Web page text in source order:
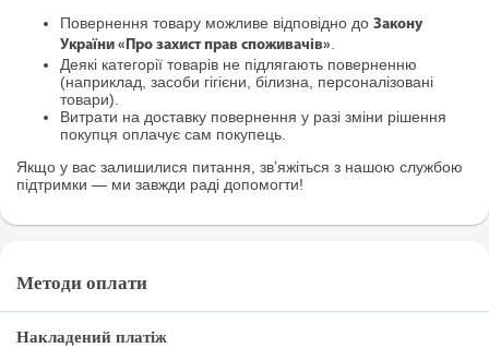
Повернення товару можливе відповідно до Закону
України «Про захист прав споживачів».
Деякі категорії товарів не підлягають поверненню
(наприклад, засоби гігієни, білизна, персоналізовані
товари).
Витрати на доставку повернення у разі зміни рішення
покупця оплачує сам покупець.
Якщо у вас залишилися питання, зв’яжіться з нашою службою
підтримки — ми завжди раді допомогти!
Методи оплати
Накладений платіж